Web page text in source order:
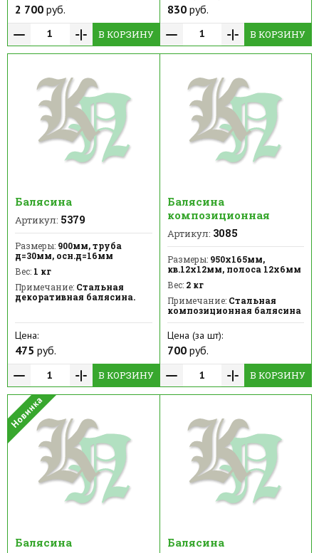
2 700 руб.
В КОРЗИНУ
830руб.
В КОРЗИНУ
Балясина
Артикул: 5379
Размеры: 900мм, труба
д=30мм, осн.д=16мм
Вес: 1 кг
Примечание: Стальная
декоративная балясина.
Цена:
475 руб.
В КОРЗИНУ
Балясина
композиционная
Артикул: 3085
Размеры:950х165мм,
кв.12х12мм, полоса 12х6мм
Вес:2 кг
Примечание:Стальная
композиционная балясина
Цена (за шт):
700руб.
В КОРЗИНУ
Балясина Балясина